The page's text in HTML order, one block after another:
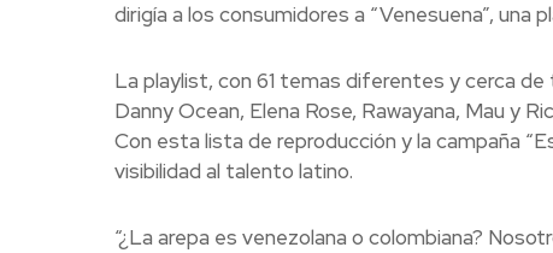
dirigía a los consumidores a “Venesuena”,
La playlist, con 61 temas diferentes y cerca
Danny Ocean, Elena Rose, Rawayana, Mau y
Con esta lista de reproducción y la campaña
visibilidad al talento latino.
“¿La arepa es venezolana o colombiana?